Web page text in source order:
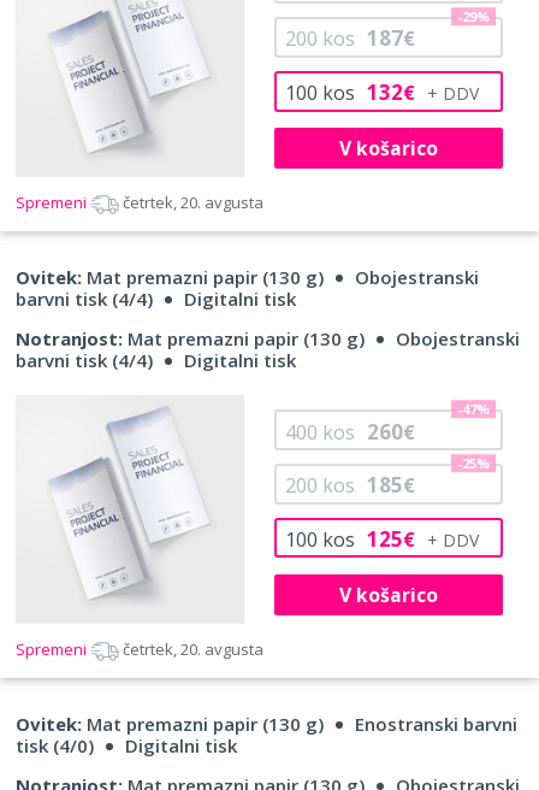
100 kos 132€
200 kos 187€
-29%
V košarico
Spremeni četrtek, 20. avgusta
Ovitek: Mat premazni papir (130 g)
Obojestranski
barvni tisk (4/4)
Digitalni tisk
Notranjost: Mat premazni papir (130 g)
Obojestranski
barvni tisk (4/4)
Digitalni tisk
100 kos 125€
200 kos 185€
-25%
400 kos 260€
-47%
V košarico
Spremeni četrtek, 20. avgusta
Ovitek: Mat premazni papir (130 g)
Enostranski barvni
tisk (4/0)
Digitalni tisk